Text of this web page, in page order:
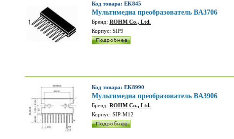
Код товара: EK845
Мультимедиа преобразователь BA3706
Бренд: ROHM Co., Ltd.
Корпус: SIP9
Код товара: EK8990
Мультимедиа преобразователь BA3906
Бренд: ROHM Co., Ltd.
Корпус: SIP-M12